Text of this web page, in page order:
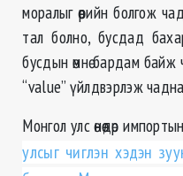
моралыг өөрийн болгож
тал болно, бусдад
бусдын өмнө бардам
“value” үйлдвэрлэж
Монгол улс өнөөдөр
улсыг чиглэн хэдэн